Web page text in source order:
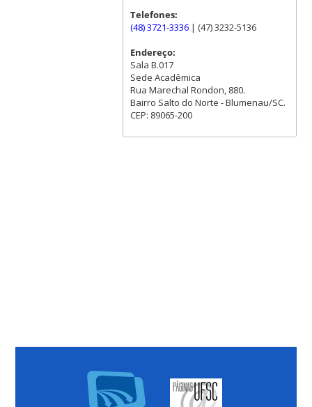
Telefones:
(48) 3721-3336| (47) 3232-5136
Endereço:
Sala B.017
Sede Acadêmica
Rua Marechal Rondon, 880.
Bairro Salto do Norte - Blumenau/SC.
CEP: 89065-200